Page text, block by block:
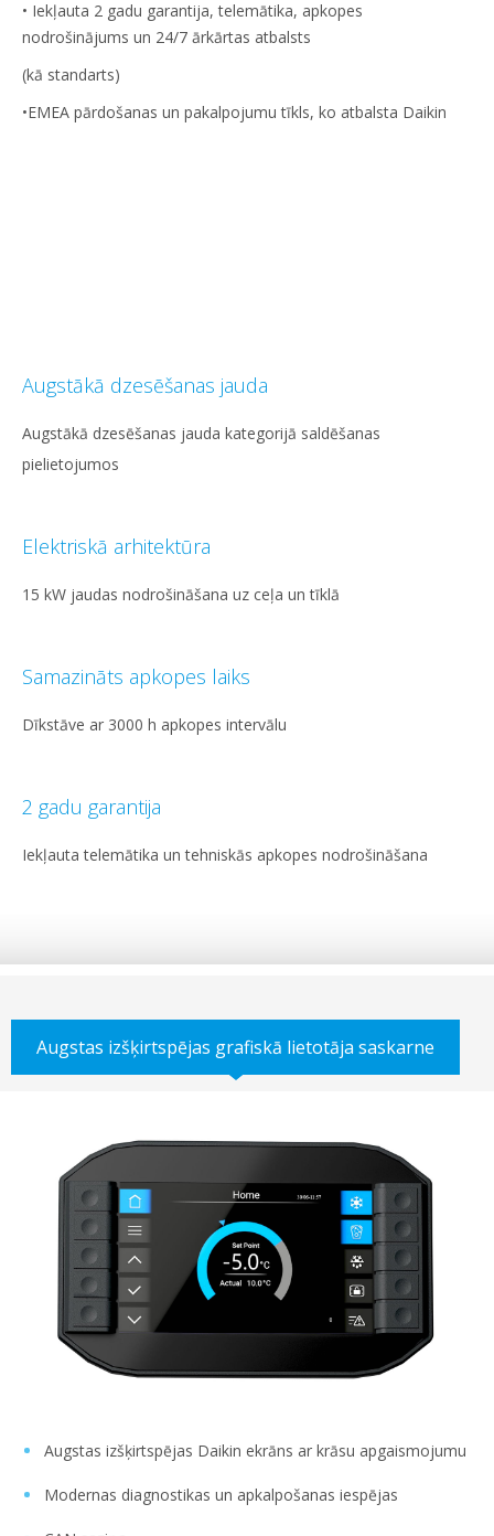
• Iekļauta 2 gadu garantija, telemātika, apkopes
nodrošinājums un 24/7 ārkārtas atbalsts
(kā standarts)
•EMEA pārdošanas un pakalpojumu tīkls, ko atbalsta Daikin
Augstākā dzesēšanas jauda
Augstākā dzesēšanas jauda kategorijā saldēšanas
pielietojumos
Elektriskā arhitektūra
15 kW jaudas nodrošināšana uz ceļa un tīklā
Samazināts apkopes laiks
Dīkstāve ar 3000 h apkopes intervālu
2 gadu garantija
Iekļauta telemātika un tehniskās apkopes nodrošināšana
Augstas izšķirtspējas grafiskā lietotāja saskarne
Augstas izšķirtspējas Daikin ekrāns ar krāsu apgaismojumu
Modernas diagnostikas un apkalpošanas iespējas